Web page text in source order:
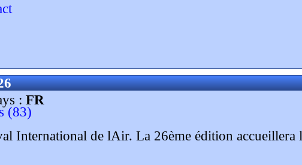
: FR
(83)
International de lAir. La 26ème édition